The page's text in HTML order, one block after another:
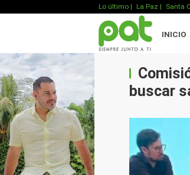
Lo último | La Paz | Santa
INICIO
buscar